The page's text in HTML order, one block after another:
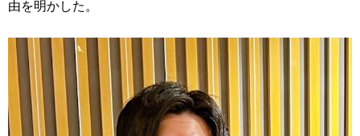
由を明かした。